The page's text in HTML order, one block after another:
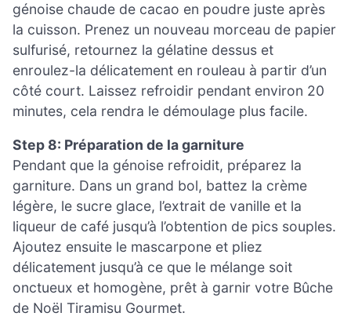
génoise chaude de cacao en poudre juste après
la cuisson. Prenez un nouveau morceau de papier
sulfurisé, retournez la gélatine dessus et
enroulez-la délicatement en rouleau à partir d’un
côté court. Laissez refroidir pendant environ 20
minutes, cela rendra le démoulage plus facile.
Step 8: Préparation de la garniture
Pendant que la génoise refroidit, préparez la
garniture. Dans un grand bol, battez la crème
légère, le sucre glace, l’extrait de vanille et la
liqueur de café jusqu’à l’obtention de pics souples.
Ajoutez ensuite le mascarpone et pliez
délicatement jusqu’à ce que le mélange soit
onctueux et homogène, prêt à garnir votre Bûche
de Noël Tiramisu Gourmet.